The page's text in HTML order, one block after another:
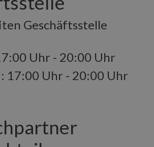
Geschäftsstelle
Uhr - 20:00 Uhr
17:00 Uhr - 20:00 Uhr